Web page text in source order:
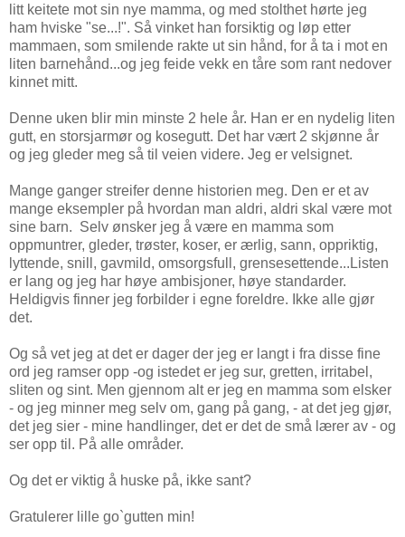
litt keitete mot sin nye mamma, og med stolthet hørte jeg
ham hviske "se...!". Så vinket han forsiktig og løp etter
mammaen, som smilende rakte ut sin hånd, for å ta i mot en
liten barnehånd...og jeg feide vekk en tåre som rant nedover
kinnet mitt.
Denne uken blir min minste 2 hele år. Han er en nydelig liten
gutt, en storsjarmør og kosegutt. Det har vært 2 skjønne år
og jeg gleder meg så til veien videre. Jeg er velsignet.
Mange ganger streifer denne historien meg. Den er et av
mange eksempler på hvordan man aldri, aldri skal være mot
sine barn. Selv ønsker jeg å være en mamma som
oppmuntrer, gleder, trøster, koser, er ærlig, sann, oppriktig,
lyttende, snill, gavmild, omsorgsfull, grensesettende...Listen
er lang og jeg har høye ambisjoner, høye standarder.
Heldigvis finner jeg forbilder i egne foreldre. Ikke alle gjør
det.
Og så vet jeg at det er dager der jeg er langt i fra disse fine
ord jeg ramser opp -og istedet er jeg sur, gretten, irritabel,
sliten og sint. Men gjennom alt er jeg en mamma som elsker
- og jeg minner meg selv om, gang på gang, - at det jeg gjør,
det jeg sier - mine handlinger, det er det de små lærer av - og
ser opp til. På alle områder.
Og det er viktig å huske på, ikke sant?
Gratulerer lille go`gutten min!